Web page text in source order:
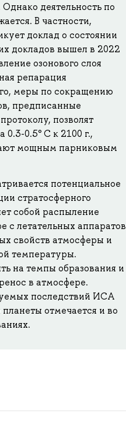
деятельность по
В частности,
доклад о состоянии
докладов вышел в 2022
озонового слоя
репарация
меры по сокращению
предписанные
позволят
0.3-0.5° С к 2100 г.,
мощным парниковым
потенциальное
стратосферного
собой распыление
с летательных аппаратов
свойств атмосферы и
температуры.
на темпы образования и
в атмосфере.
последствий ИСА
отмечается и во